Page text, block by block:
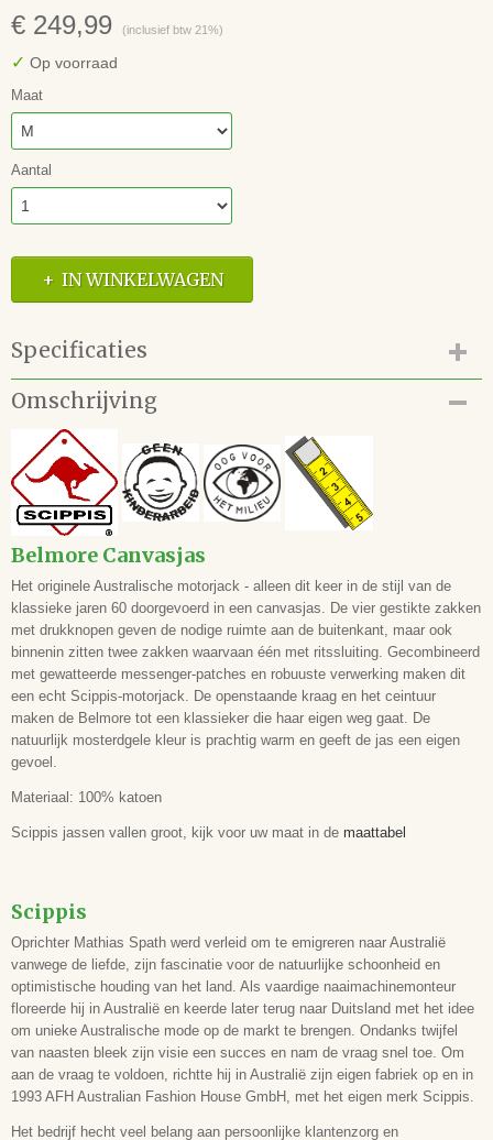
€ 249,99 (inclusief btw 21%)
✓ Op voorraad
Maat
Aantal
IN WINKELWAGEN
Specificaties
Productcode
11.125.010.02.M
EAN code
4250533630465
Omschrijving
Belmore Canvasjas
Het originele Australische motorjack - alleen dit keer in de stijl van de
klassieke jaren 60 doorgevoerd in een canvasjas. De vier gestikte zakken
met drukknopen geven de nodige ruimte aan de buitenkant, maar ook
binnenin zitten twee zakken waarvaan één met ritssluiting. Gecombineerd
met gewatteerde messenger-patches en robuuste verwerking maken dit
een echt Scippis-motorjack. De openstaande kraag en het ceintuur
maken de Belmore tot een klassieker die haar eigen weg gaat. De
natuurlijk mosterdgele kleur is prachtig warm en geeft de jas een eigen
gevoel.
Materiaal: 100% katoen
Scippis jassen vallen groot, kijk voor uw maat in de maattabel
Scippis
Oprichter Mathias Spath werd verleid om te emigreren naar Australië
vanwege de liefde, zijn fascinatie voor de natuurlijke schoonheid en
optimistische houding van het land. Als vaardige naaimachinemonteur
floreerde hij in Australië en keerde later terug naar Duitsland met het idee
om unieke Australische mode op de markt te brengen. Ondanks twijfel
van naasten bleek zijn visie een succes en nam de vraag snel toe. Om
aan de vraag te voldoen, richtte hij in Australië zijn eigen fabriek op en in
1993 AFH Australian Fashion House GmbH, met het eigen merk Scippis.
Het bedrijf hecht veel belang aan persoonlijke klantenzorg en